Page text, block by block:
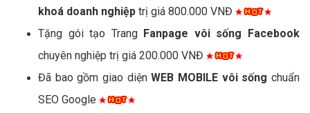
khoá doanh nghiệp trị giá 800.000 VNĐ
Tặng gói tạo Trang Fanpage vôi sống Facebook
chuyên nghiệp trị giá 200.000 VNĐ
Đã bao gồm giao diệnWEB MOBILE vôi sống chuẩn
SEO Google